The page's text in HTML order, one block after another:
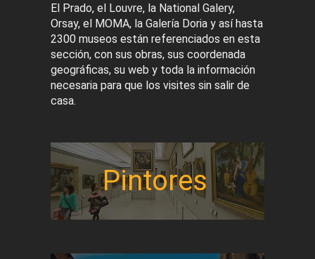
El Prado, el Louvre, la National Galery,
Orsay, el MOMA, la Galería Doria y así hasta
2300 museos están referenciados en esta
sección, con sus obras, sus coordenada
geográficas, su web y toda la información
necesaria para que los visites sin salir de
casa.
Pintores